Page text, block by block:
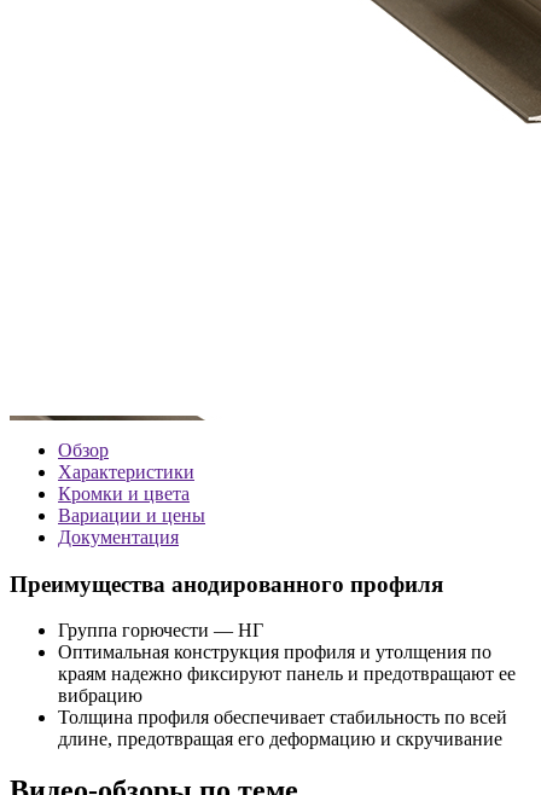
Обзор
Характеристики
Кромки и цвета
Вариации и цены
Документация
Преимущества анодированного профиля
Группа горючести — НГ
Оптимальная конструкция профиля и утолщения по
краям надежно фиксируют панель и предотвращают ее
вибрацию
Толщина профиля обеспечивает стабильность по всей
длине, предотвращая его деформацию и скручивание